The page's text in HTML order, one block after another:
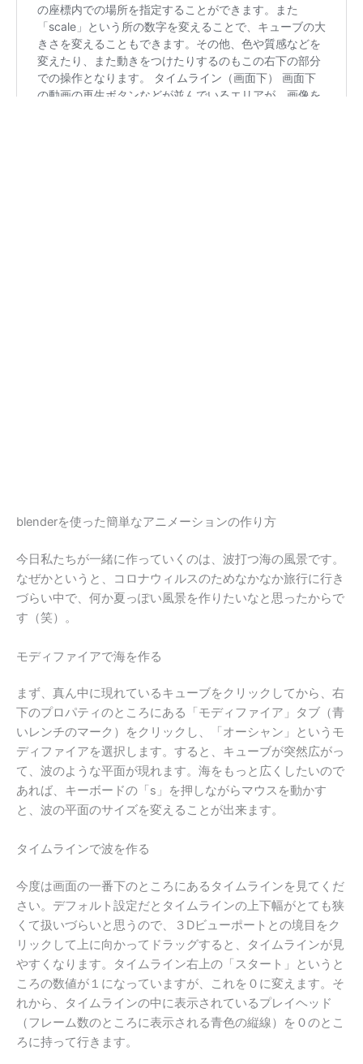
blenderを使った簡単なアニメーションの作り方
今日私たちが一緒に作っていくのは、波打つ海の風景です。
なぜかというと、コロナウィルスのためなかなか旅行に行き
づらい中で、何か夏っぽい風景を作りたいなと思ったからで
す（笑）。
モディファイアで海を作る
まず、真ん中に現れているキューブをクリックしてから、右
下のプロパティのところにある「モディファイア」タブ（青
いレンチのマーク）をクリックし、「オーシャン」というモ
ディファイアを選択します。すると、キューブが突然広がっ
て、波のような平面が現れます。海をもっと広くしたいので
あれば、キーボードの「s」を押しながらマウスを動かす
と、波の平面のサイズを変えることが出来ます。
タイムラインで波を作る
今度は画面の一番下のところにあるタイムラインを見てくだ
さい。デフォルト設定だとタイムラインの上下幅がとても狭
くて扱いづらいと思うので、３Dビューポートとの境目をク
リックして上に向かってドラッグすると、タイムラインが見
やすくなります。タイムライン右上の「スタート」というと
ころの数値が１になっていますが、これを０に変えます。そ
れから、タイムラインの中に表示されているプレイヘッド
（フレーム数のところに表示される青色の縦線）を０のとこ
ろに持って行きます。